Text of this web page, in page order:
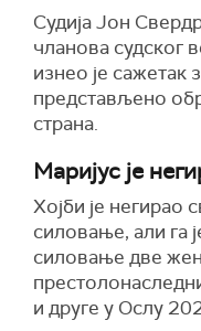
Судија Јон
чланова судског
изнео је сажетак
представљено
страна.
Маријус је
Хојби је негирао
силовање, али га
силовање две
и друге у Ослу